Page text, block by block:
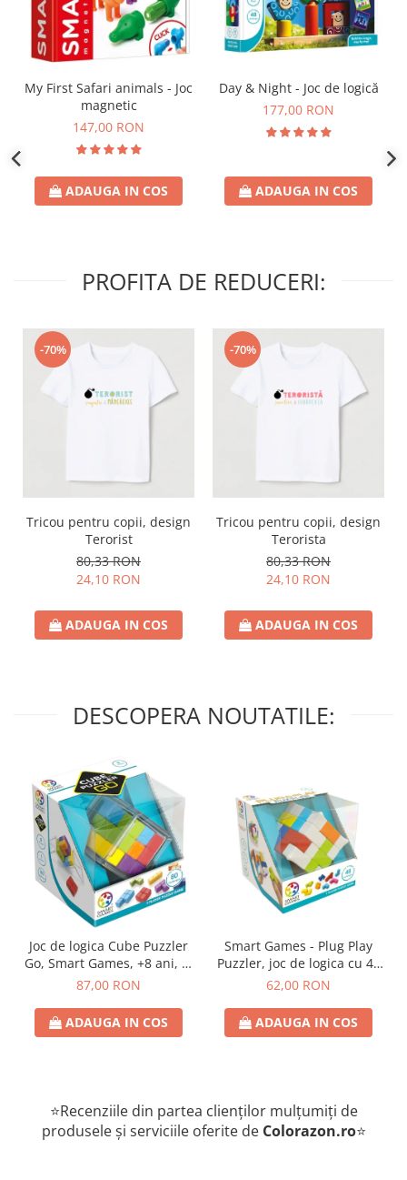
My First Safari animals - Joc
magnetic
147,00 RON
ADAUGA IN COS
Day & Night - Joc de logică
177,00 RON
ADAUGA IN COS
PROFITA DE REDUCERI:
-70%
Tricou pentru copii, design
Terorist
80,33 RON
24,10 RON
ADAUGA IN COS
-70%
Tricou pentru copii, design
Terorista
80,33 RON
24,10 RON
ADAUGA IN COS
DESCOPERA NOUTATILE:
Joc de logica Cube Puzzler
Go, Smart Games, +8 ani, lb
romana
87,00 RON
ADAUGA IN COS
Smart Games - Plug Play
Puzzler, joc de logica cu 48
de provocari, 6+ ani, lb
62,00 RON
ADAUGA IN COS
⭐Recenziile din partea clienților mulțumiți de
produsele și serviciile oferite de Colorazon.ro⭐